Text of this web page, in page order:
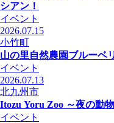
シアン！
イベント
2026.07.15
小竹町
山の里自然農園ブルーベ
イベント
2026.07.13
北九州市
Itozu Yoru Zoo ～夜の動
イベント